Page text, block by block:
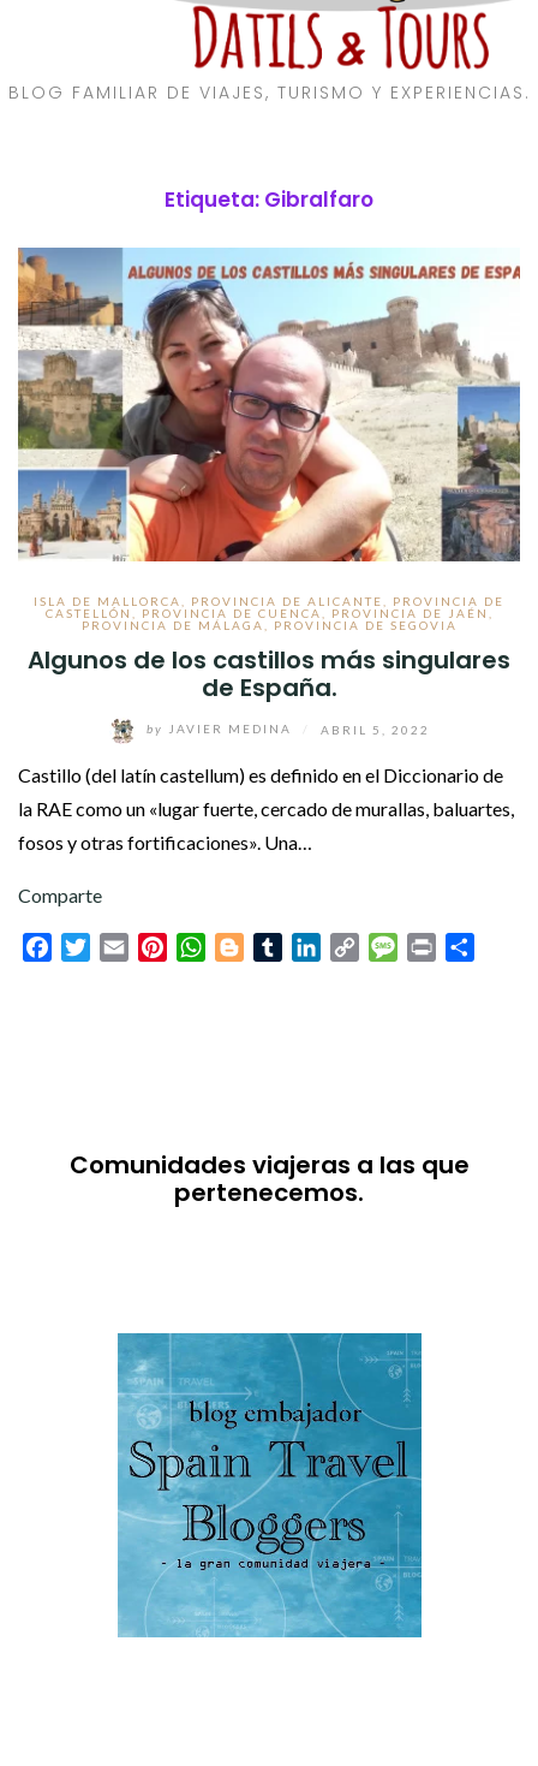
BLOG FAMILIAR DE VIAJES, TURISMO Y EXPERIENCIAS.
Etiqueta: Gibralfaro
ISLA DE MALLORCA PROVINCIA DE ALICANTE
PROVINCIA DE
CASTELLÓN
PROVINCIA DE CUENCA PROVINCIA DE JAÉN
PROVINCIA DE MÁLAGA
PROVINCIA DE SEGOVIA
Algunos de los castillos más singulares
de España.
by JAVIER MEDINA ABRIL 5, 2022
Castillo (del latín castellum) es definido en el Diccionario de
la RAE como un «lugar fuerte, cercado de murallas, baluartes,
fosos y otras fortificaciones». Una…
Comparte
FacebookTwitterEmail PinterestWhatsAppBloggerTumblrLinkedIn
Copy
Message
Print
Comunidades viajeras a las que
pertenecemos.